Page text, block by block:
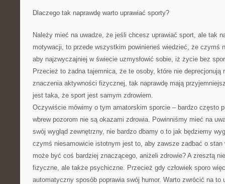
Dlaczego tak naprawdę warto uprawiać sporty?
Należy mieć na uwadze, że jeśli chcesz uprawiać sport, ale tak
motywacji, to przede wszystkim powinieneś wiedzieć, że czymś
aby najzwyczajniej w świecie uzmysłowić sobie, iż życie bez
Przecież to żadna tajemnica, że te osoby, które nie deprecjonują
znaczenia aktywności fizycznej, tak naprawdę mają
jest taka, że sport jest samym zdrowiem.
Oczywiście mówimy o tym amatorskim sporcie – bardzo często
wbrew pozorom nie są okazami zdrowia. Powinniśmy mieć na
swój wygląd zewnętrzny, nie bardzo dbamy o to jak będziemy
czymś niesamowicie istotnym jest to, aby zawsze zadbać o stan
może być coś bardziej znaczącego, aniżeli zdrowie? A zresztą
fizyczne, ale także psychiczne. Przecież gdy człowiek sporo
automatyczny sposób poprawia swój humor. Warto zwrócić na to